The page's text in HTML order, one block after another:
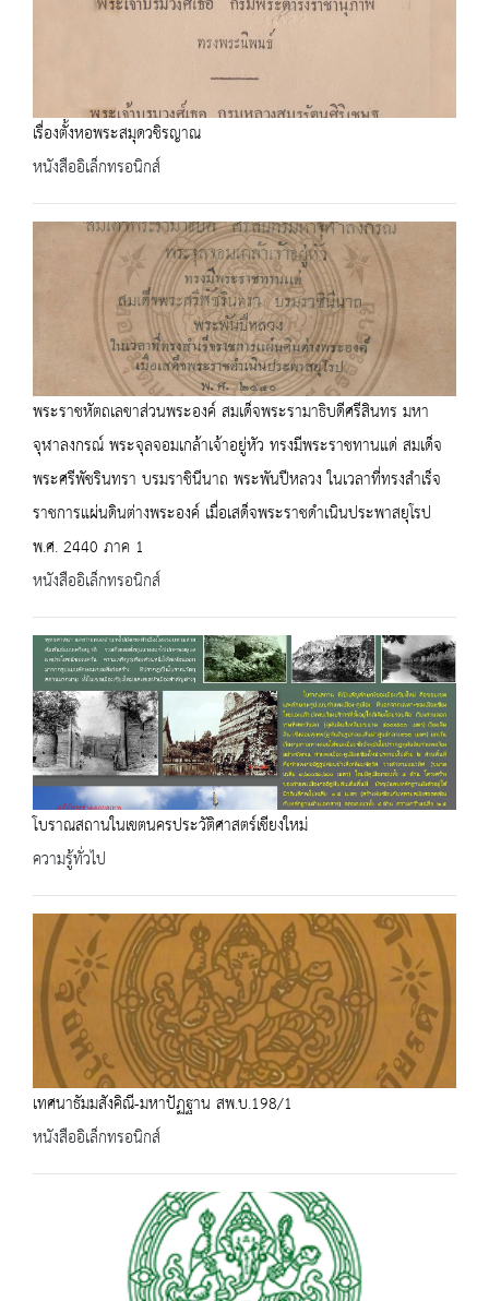
เรื่องตั้งหอพระสมุดวชิรญาณ
หนังสืออิเล็กทรอนิกส์
พระราชหัตถเลขาส่วนพระองค์ สมเด็จพระรามาธิบดีศรีสินทร มหา
จุฬาลงกรณ์ พระจุลจอมเกล้าเจ้าอยู่หัว ทรงมีพระราชทานแด่ สมเด็จ
พระศรีพัชรินทรา บรมราชินีนาถ พระพันปีหลวง ในเวลาที่ทรงสำเร็จ
ราชการแผ่นดินต่างพระองค์ เมื่อเสด็จพระราชดำเนินประพาสยุโรป
พ.ศ. 2440 ภาค 1
หนังสืออิเล็กทรอนิกส์
โบราณสถานในเขตนครประวัติศาสตร์เชียงใหม่
ความรู้ทั่วไป
เทศนาธัมมสังคิณี-มหาปัฏฐาน สพ.บ.198/1
หนังสืออิเล็กทรอนิกส์